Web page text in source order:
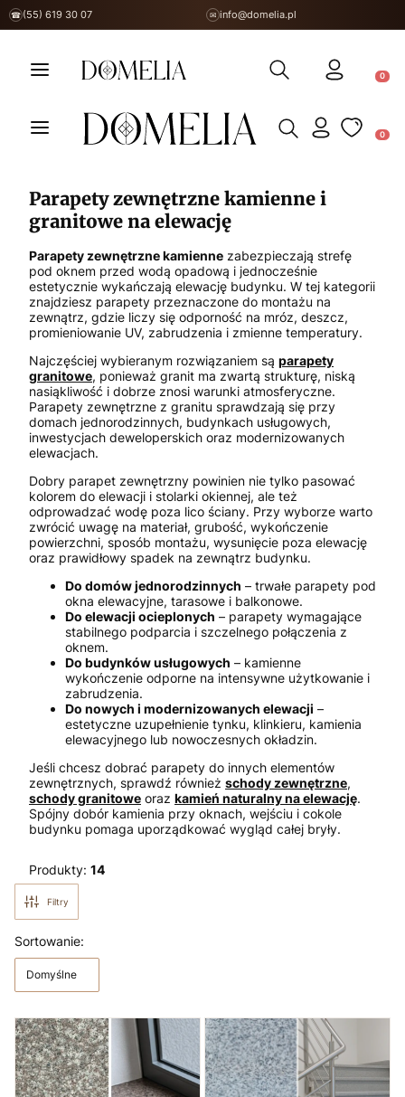
☎ (55) 619 30 07 ✉ info@domelia.pl
Otwórz wyszukiwarkę
Otwórz wyszukiwarkę
Parapety zewnętrzne kamienne i
granitowe na elewację
Parapety zewnętrzne kamienne zabezpieczają strefę
pod oknem przed wodą opadową i jednocześnie
estetycznie wykańczają elewację budynku. W tej kategorii
znajdziesz parapety przeznaczone do montażu na
zewnątrz, gdzie liczy się odporność na mróz, deszcz,
promieniowanie UV, zabrudzenia i zmienne temperatury.
Najczęściej wybieranym rozwiązaniem są parapety
granitowe, ponieważ granit ma zwartą strukturę, niską
nasiąkliwość i dobrze znosi warunki atmosferyczne.
Parapety zewnętrzne z granitu sprawdzają się przy
domach jednorodzinnych, budynkach usługowych,
inwestycjach deweloperskich oraz modernizowanych
elewacjach.
Dobry parapet zewnętrzny powinien nie tylko pasować
kolorem do elewacji i stolarki okiennej, ale też
odprowadzać wodę poza lico ściany. Przy wyborze warto
zwrócić uwagę na materiał, grubość, wykończenie
powierzchni, sposób montażu, wysunięcie poza elewację
oraz prawidłowy spadek na zewnątrz budynku.
Do domów jednorodzinnych – trwałe parapety pod
okna elewacyjne, tarasowe i balkonowe.
Do elewacji ocieplonych – parapety wymagające
stabilnego podparcia i szczelnego połączenia z
oknem.
Do budynków usługowych – kamienne
wykończenie odporne na intensywne użytkowanie i
zabrudzenia.
Do nowych i modernizowanych elewacji –
estetyczne uzupełnienie tynku, klinkieru, kamienia
elewacyjnego lub nowoczesnych okładzin.
Jeśli chcesz dobrać parapety do innych elementów
zewnętrznych, sprawdź również schody zewnętrzne,
schody granitowe oraz kamień naturalny na elewację.
Spójny dobór kamienia przy oknach, wejściu i cokole
budynku pomaga uporządkować wygląd całej bryły.
Produkty: 14
Filtry
Lista produktów
Sortowanie:
Domyślne